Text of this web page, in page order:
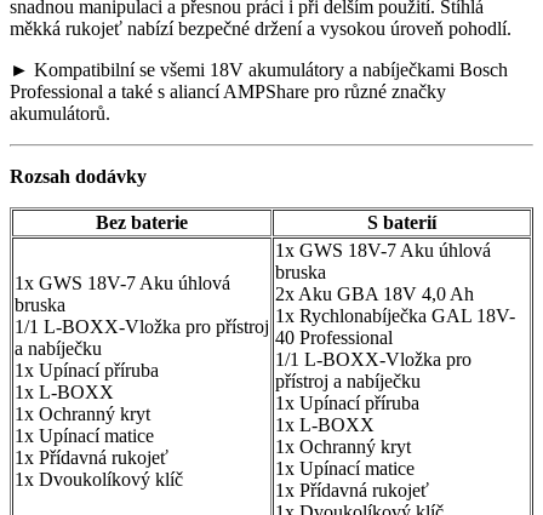
snadnou manipulaci a přesnou práci i při delším použití. Štíhlá
měkká rukojeť nabízí bezpečné držení a vysokou úroveň pohodlí.
► Kompatibilní se všemi 18V akumulátory a nabíječkami Bosch
Professional a také s aliancí AMPShare pro různé značky
akumulátorů.
Rozsah dodávky
Bez baterie S baterií
1x GWS 18V-7 Aku úhlová
bruska
1/1 L-BOXX-Vložka pro přístroj
a nabíječku
1x Upínací příruba
1x L-BOXX
1x Ochranný kryt
1x Upínací matice
1x Přídavná rukojeť
1x Dvoukolíkový klíč
1x GWS 18V-7 Aku úhlová
bruska
2x Aku GBA 18V 4,0 Ah
1x Rychlonabíječka GAL 18V-
40 Professional
1/1 L-BOXX-Vložka pro
přístroj a nabíječku
1x Upínací příruba
1x L-BOXX
1x Ochranný kryt
1x Upínací matice
1x Přídavná rukojeť